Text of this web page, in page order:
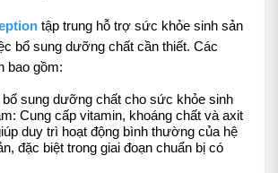
tập trung hỗ trợ sức khỏe sinh sản
bổ sung dưỡng chất cần thiết. Các
bao gồm:
bổ sung dưỡng chất cho sức khỏe sinh
Cung cấp vitamin, khoáng chất và axit
duy trì hoạt động bình thường của hệ
đặc biệt trong giai đoạn chuẩn bị có